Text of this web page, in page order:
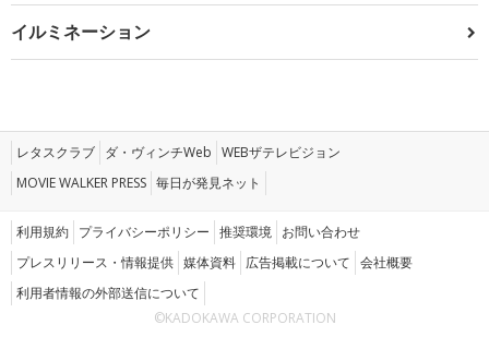
イルミネーション
レタスクラブ ダ・ヴィンチWeb WEBザテレビジョン
MOVIE WALKER PRESS 毎日が発見ネット
利用規約 プライバシーポリシー 推奨環境 お問い合わせ
プレスリリース・情報提供 媒体資料 広告掲載について 会社概要
利用者情報の外部送信について
©KADOKAWA CORPORATION